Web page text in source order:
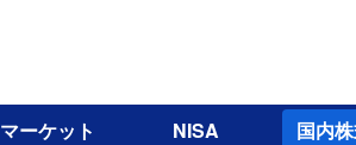
マーケット NISA 国内